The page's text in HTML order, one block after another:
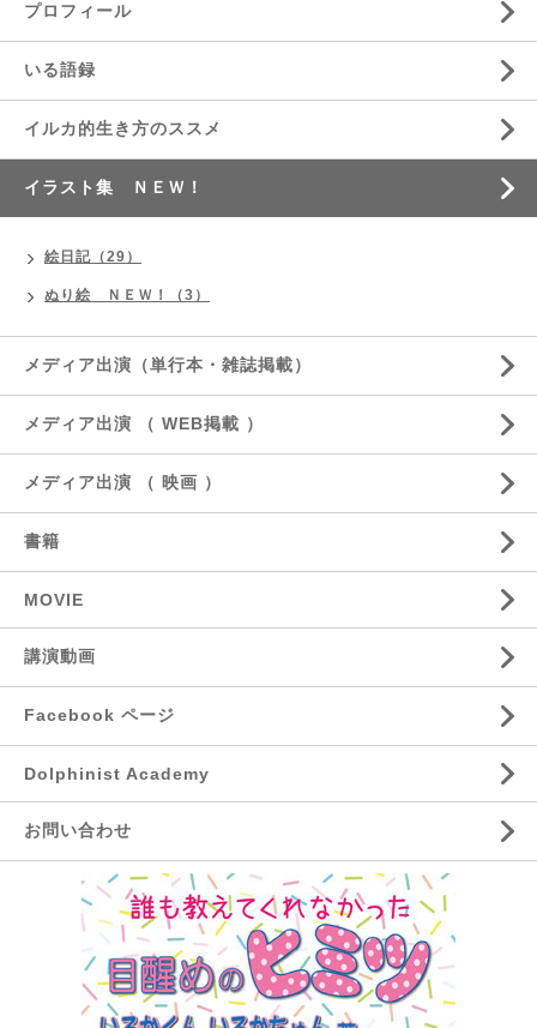
プロフィール
いる語録
イルカ的生き方のススメ
イラスト集 ＮＥＷ！
絵日記（29）
ぬり絵 ＮＥＷ！（3）
メディア出演（単行本・雑誌掲載）
メディア出演 （ WEB掲載 ）
メディア出演 （ 映画 ）
書籍
MOVIE
講演動画
Facebook ページ
Dolphinist Academy
お問い合わせ